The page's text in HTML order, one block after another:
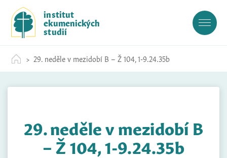
c
institut
ekumenických
studií
29. neděle v mezidobí B – Ž 104, 1-9.24.35b
29. neděle v mezidobí B
– Ž 104, 1-9.24.35b